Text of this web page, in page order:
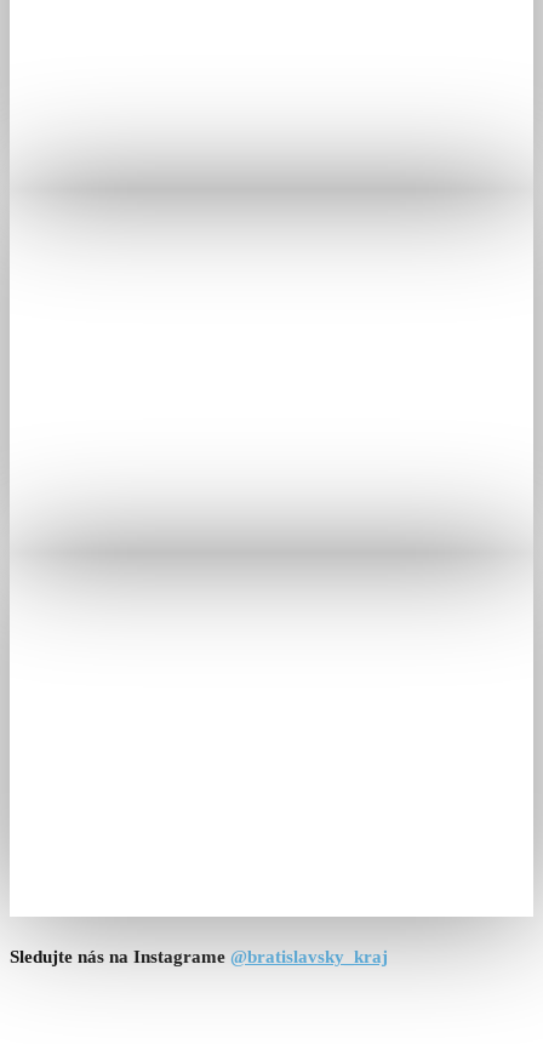
Sledujte nás na Instagrame @bratislavsky_kraj